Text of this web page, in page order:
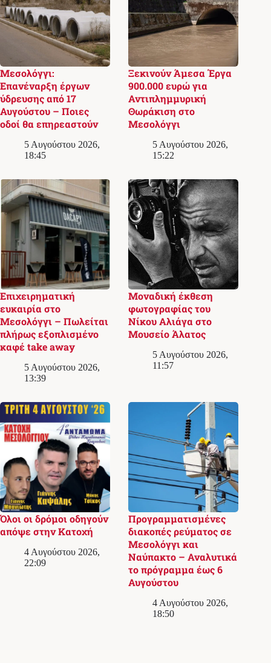
Μεσολόγγι:
Επανέναρξη έργων
ύδρευσης από 17
Αυγούστου – Ποιες
οδοί θα επηρεαστούν
5 Αυγούστου 2026,
18:45
Ξεκινούν Άμεσα Έργα
900.000 ευρώ για
Αντιπλημμυρική
Θωράκιση στο
Μεσολόγγι
5 Αυγούστου 2026,
15:22
Επιχειρηματική
ευκαιρία στο
Μεσολόγγι – Πωλείται
πλήρως εξοπλισμένο
καφέ take away
5 Αυγούστου 2026,
13:39
Μοναδική έκθεση
φωτογραφίας του
Νίκου Αλιάγα στο
Μουσείο Άλατος
5 Αυγούστου 2026,
11:57
Όλοι οι δρόμοι οδηγούν
απόψε στην Κατοχή
4 Αυγούστου 2026,
22:09
Προγραμματισμένες
διακοπές ρεύματος σε
Μεσολόγγι και
Ναύπακτο – Αναλυτικά
το πρόγραμμα έως 6
Αυγούστου
4 Αυγούστου 2026,
18:50